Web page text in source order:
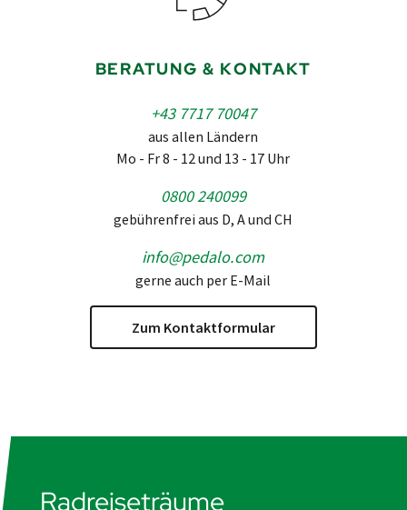
BERATUNG & KONTAKT
+43 7717 70047
aus allen Ländern
Mo - Fr 8 - 12 und 13 - 17 Uhr
0800 240099
gebührenfrei aus D, A und CH
info@pedalo.com
gerne auch per E-Mail
Zum Kontaktformular
Radreiseträume